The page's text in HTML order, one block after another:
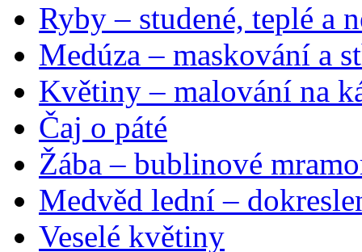
Ryby – studené, teplé a
Medúza – maskování a
Květiny – malování na
Čaj o páté
Žába – bublinové
Medvěd lední –
Veselé květiny